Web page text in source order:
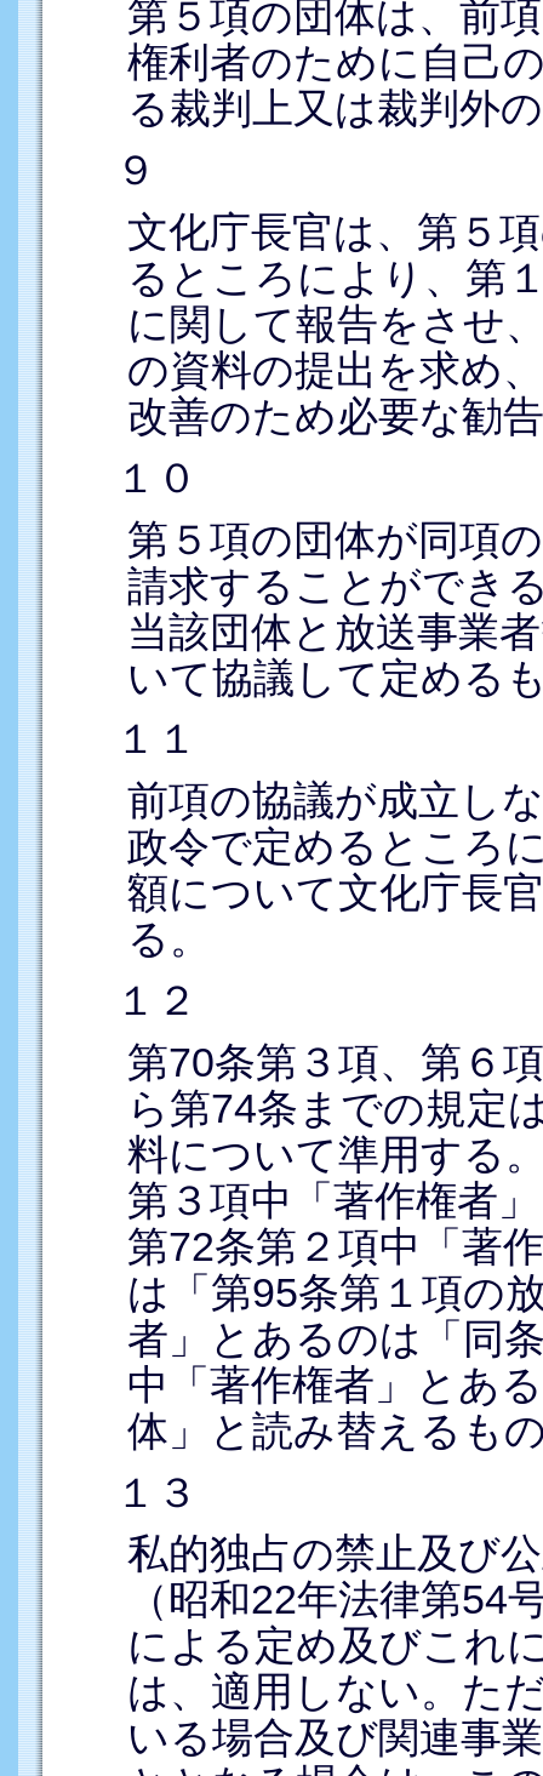
第５項の団体は、前
権利者のために自己
る裁判上又は裁判外
９
文化庁長官は、第５
るところにより、第
に関して報告をさせ
の資料の提出を求め
改善のため必要な勧
１０
第５項の団体が同項
請求することができ
当該団体と放送事業
いて協議して定める
１１
前項の協議が成立し
政令で定めるところ
額について文化庁長
る。
１２
第70条第３項、第６
ら第74条までの規定
料について準用する
第３項中「著作権者
第72条第２項中「著
は「第95条第１項の
者」とあるのは「同
中「著作権者」とあ
体」と読み替えるも
１３
私的独占の禁止及び
（昭和22年法律第54
による定め及びこれ
は、適用しない。た
いる場合及び関連事